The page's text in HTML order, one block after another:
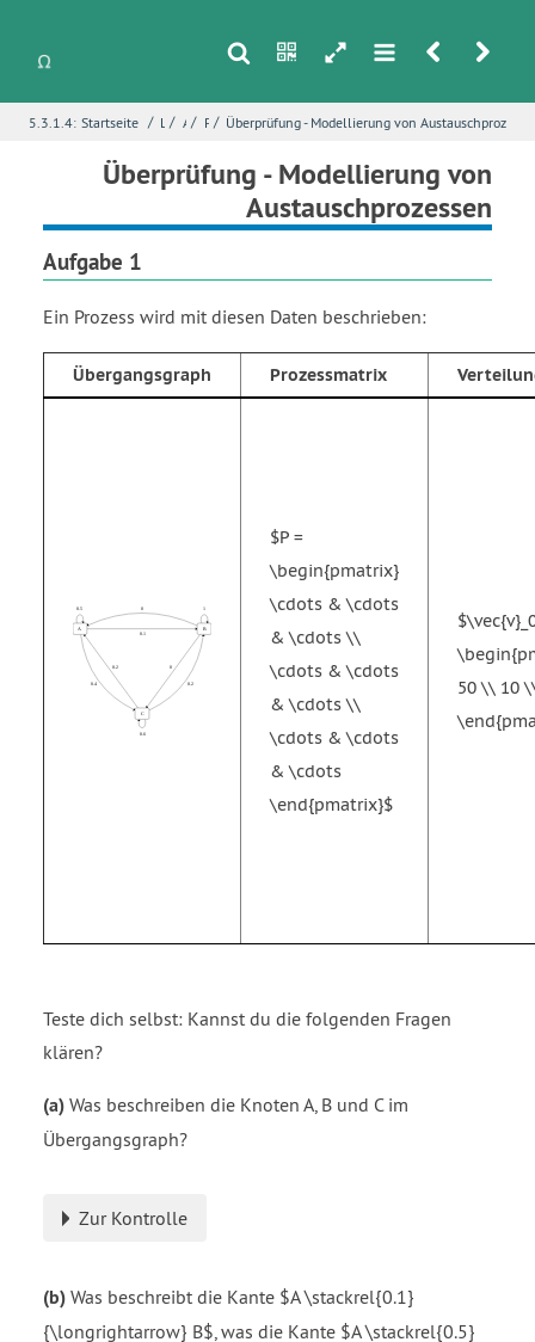
s n h m r u
5.3.1.4: Startseite / Lineare Algebra
/ Austauschprozesse
/ Prozessmodellierung
/ Überprüfung - Modellierung von
Überprüfung - Modellierung von
Austauschprozessen
Aufgabe 1
Ein Prozess wird mit diesen Daten beschrieben:
Übergangsgraph Prozessmatrix
$P =
\begin{pmatrix}
\cdots & \cdots
& \cdots \\
\cdots & \cdots
& \cdots \\
\cdots & \cdots
& \cdots
\end{pmatrix}$
50 \\ 10
Teste dich selbst: Kannst du die folgenden Fragen
klären?
(a) Was beschreiben die Knoten A, B und C im
Übergangsgraph?
Zur Kontrolle
(b) Was beschreibt die Kante $A \stackrel{0.1}
{\longrightarrow} B$, was die Kante $A \stackrel{0.5}
Name*
E-Mail
Seite*